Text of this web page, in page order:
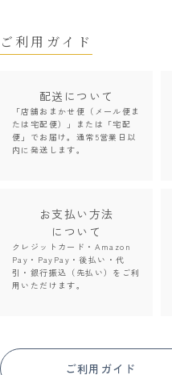
ご利用ガイド
配送について
「店舗おまかせ便（メール便ま
たは宅配便）」または「宅配
便」でお届け。通常5営業日以
内に発送します。
お支払い方法
について
クレジットカード・Amazon
Pay・PayPay・後払い・代
引・銀行振込（先払い）をご利
用いただけます。
ご利用ガイド